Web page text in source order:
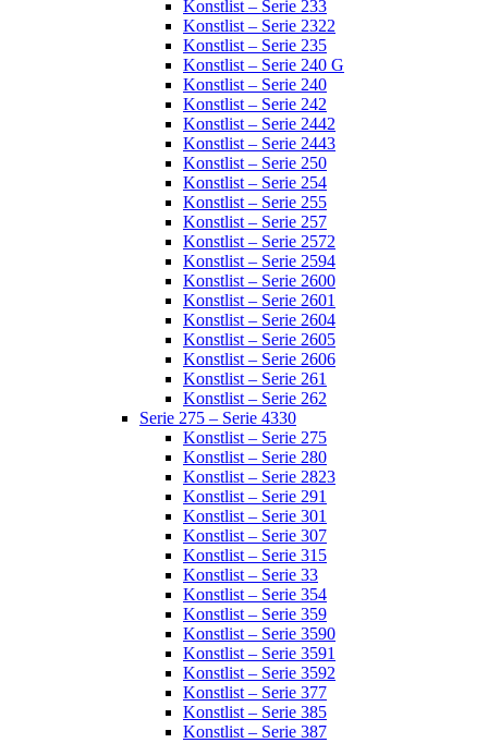
Konstlist – Serie 233
Konstlist – Serie 2322
Konstlist – Serie 235
Konstlist – Serie 240 G
Konstlist – Serie 240
Konstlist – Serie 242
Konstlist – Serie 2442
Konstlist – Serie 2443
Konstlist – Serie 250
Konstlist – Serie 254
Konstlist – Serie 255
Konstlist – Serie 257
Konstlist – Serie 2572
Konstlist – Serie 2594
Konstlist – Serie 2600
Konstlist – Serie 2601
Konstlist – Serie 2604
Konstlist – Serie 2605
Konstlist – Serie 2606
Konstlist – Serie 261
Konstlist – Serie 262
Serie 275 – Serie 4330
Konstlist – Serie 275
Konstlist – Serie 280
Konstlist – Serie 2823
Konstlist – Serie 291
Konstlist – Serie 301
Konstlist – Serie 307
Konstlist – Serie 315
Konstlist – Serie 33
Konstlist – Serie 354
Konstlist – Serie 359
Konstlist – Serie 3590
Konstlist – Serie 3591
Konstlist – Serie 3592
Konstlist – Serie 377
Konstlist – Serie 385
Konstlist – Serie 387